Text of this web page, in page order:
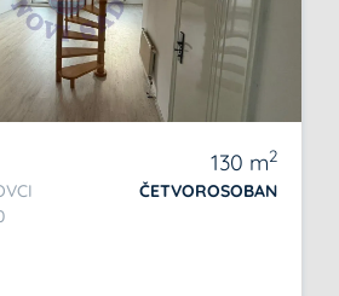
130 m2
ČETVOROSOBAN